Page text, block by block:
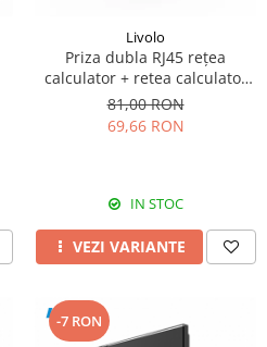
Livolo
Priza dubla RJ45 rețea
calculator + retea calculator
Livolo
81,00 RON
69,66 RON
IN STOC
VEZI VARIANTE
-7 RON